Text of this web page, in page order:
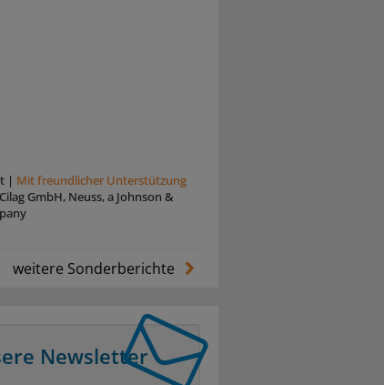
| Mit freundlicher Unterstützung
GmbH, Neuss, a Johnson &
weitere Sonderberichte
Newsletter